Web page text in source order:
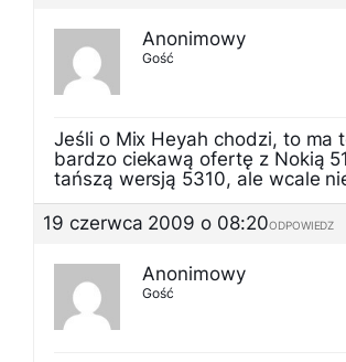
Anonimowy
Gość
Jeśli o Mix Heyah chodzi, to ma
bardzo ciekawą ofertę z Nokią
tańszą wersją 5310, ale wcale
19 czerwca 2009 o 08:20ODPOWIEDZ
Anonimowy
Gość